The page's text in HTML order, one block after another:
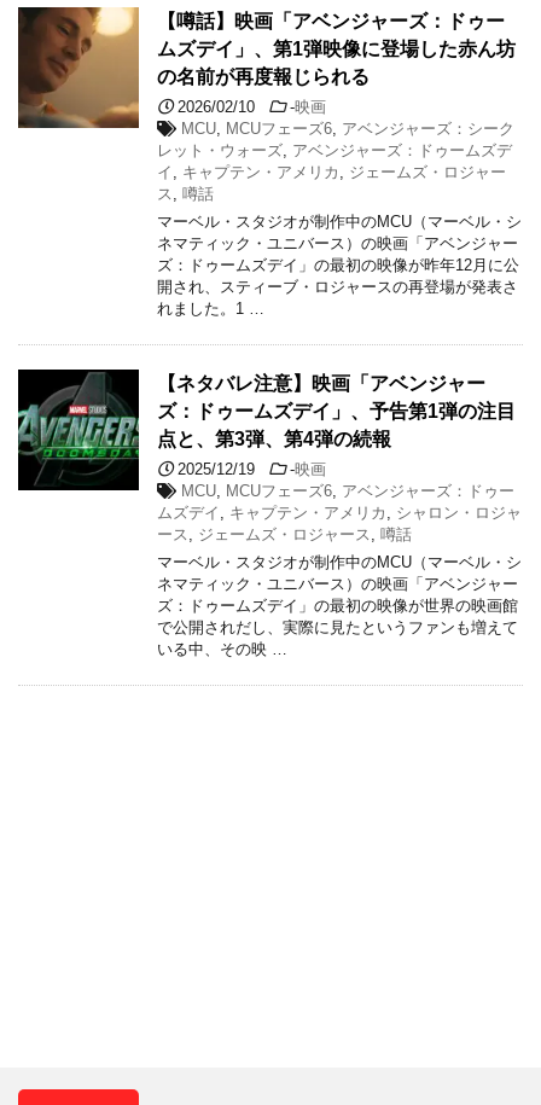
【噂話】映画「アベンジャーズ：ドゥー
ムズデイ」、第1弾映像に登場した赤ん坊
の名前が再度報じられる
2026/02/10 -映画
MCU
MCUフェーズ6
アベンジャーズ：シーク
レット・ウォーズ
アベンジャーズ：ドゥームズデ
イ
キャプテン・アメリカ
ジェームズ・ロジャー
ス
噂話
マーベル・スタジオが制作中のMCU（マーベル・シ
ネマティック・ユニバース）の映画「アベンジャー
ズ：ドゥームズデイ」の最初の映像が昨年12月に公
開され、スティーブ・ロジャースの再登場が発表さ
れました。1 …
【ネタバレ注意】映画「アベンジャー
ズ：ドゥームズデイ」、予告第1弾の注目
点と、第3弾、第4弾の続報
2025/12/19 -映画
MCU
MCUフェーズ6
アベンジャーズ：ドゥー
ムズデイ
キャプテン・アメリカ
シャロン・ロジャ
ース
ジェームズ・ロジャース
噂話
マーベル・スタジオが制作中のMCU（マーベル・シ
ネマティック・ユニバース）の映画「アベンジャー
ズ：ドゥームズデイ」の最初の映像が世界の映画館
で公開されだし、実際に見たというファンも増えて
いる中、その映 …